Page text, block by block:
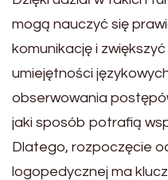
mogą nauczyć się
komunikację i
umiejętności
obserwowania
jaki sposób potrafią
Dlatego, rozpoczęcie
logopedycznej ma